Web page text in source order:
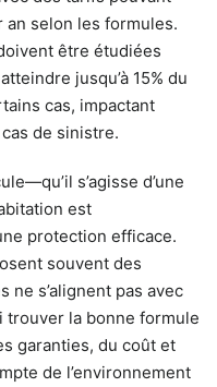
selon les formules.
être étudiées
jusqu’à 15% du
cas, impactant
de sinistre.
s’agisse d’une
est
protection efficace.
souvent des
ne s’alignent pas avec
trouver la bonne formule
garanties, du coût et
de l’environnement